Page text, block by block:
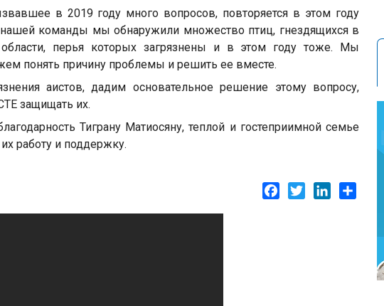
в 2019 году много вопросов, повторяется в этом году
команды мы обнаружили множество птиц, гнездящихся в
области, перья которых загрязнены и в этом году тоже. Мы
понять причину проблемы и решить ее вместе.
аистов, дадим основательное решение этому вопросу,
защищать их.
Тиграну Матиосяну, теплой и гостеприимной семье
работу и поддержку.
Facebook
Twitter LinkedIn